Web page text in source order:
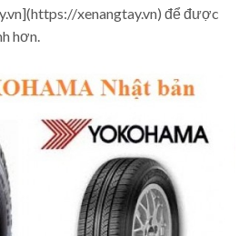
xenangtay.vn) để được
hơn.